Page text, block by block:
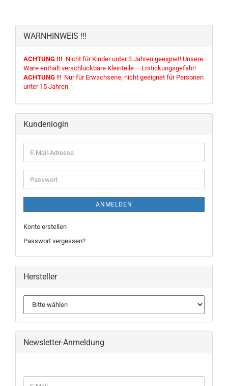
WARNHINWEIS !!!
ACHTUNG !!! Nicht für Kinder unter 3 Jahren geeignet! Unsere
Ware enthält verschluckbare Kleinteile – Erstickungsgefahr!
ACHTUNG !!! Nur für Erwachsene, nicht geeignet für Personen
unter 15 Jahren.
Kundenlogin
ANMELDEN
Konto erstellen
Passwort vergessen?
Hersteller
Newsletter-Anmeldung